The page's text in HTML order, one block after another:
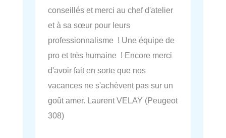
conseillés et merci au chef d'atelier
et à sa sœur pour leurs
professionnalisme ! Une équipe de
pro et très humaine ! Encore merci
d'avoir fait en sorte que nos
vacances ne s'achèvent pas sur un
goût amer. Laurent VELAY (Peugeot
308)